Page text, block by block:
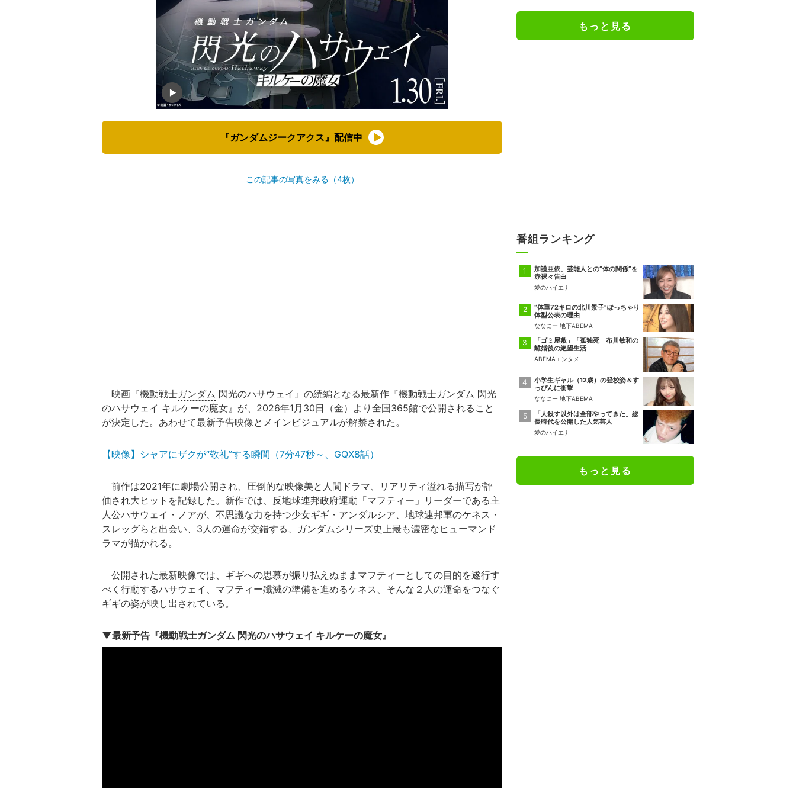
『ガンダムジークアクス』配信中
この記事の写真をみる（4枚）
映画『機動戦士ガンダム 閃光のハサウェイ』の続編となる最新作『機動戦士ガンダム 閃光
のハサウェイ キルケーの魔女』が、2026年1月30日（金）より全国365館で公開されること
が決定した。あわせて最新予告映像とメインビジュアルが解禁された。
【映像】シャアにザクが“敬礼”する瞬間（7分47秒～、GQX8話）
前作は2021年に劇場公開され、圧倒的な映像美と人間ドラマ、リアリティ溢れる描写が評
価され大ヒットを記録した。新作では、反地球連邦政府運動「マフティー」リーダーである主
人公ハサウェイ・ノアが、不思議な力を持つ少女ギギ・アンダルシア、地球連邦軍のケネス・
スレッグらと出会い、3人の運命が交錯する、ガンダムシリーズ史上最も濃密なヒューマンド
ラマが描かれる。
公開された最新映像では、ギギへの思慕が振り払えぬままマフティーとしての目的を遂行す
べく行動するハサウェイ、マフティー殲滅の準備を進めるケネス、そんな２人の運命をつなぐ
ギギの姿が映し出されている。
▼最新予告『機動戦士ガンダム 閃光のハサウェイ キルケーの魔女』
もっと見る
番組ランキング
加護亜依、芸能人との“体の関係”を
赤裸々告白
愛のハイエナ
“体重72キロの北川景子”ぽっちゃり
体型公表の理由
ななにー 地下ABEMA
「ゴミ屋敷」「孤独死」布川敏和の
離婚後の絶望生活
ABEMAエンタメ
小学生ギャル（12歳）の登校姿＆す
っぴんに衝撃
ななにー 地下ABEMA
「人殺す以外は全部やってきた」総
長時代を公開した人気芸人
愛のハイエナ
もっと見る